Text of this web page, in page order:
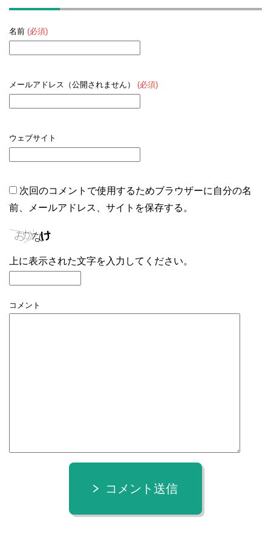
名前 (必須)
メールアドレス（公開されません） (必須)
ウェブサイト
次回のコメントで使用するためブラウザーに自分の名
前、メールアドレス、サイトを保存する。
上に表示された文字を入力してください。
コメント
コメント送信